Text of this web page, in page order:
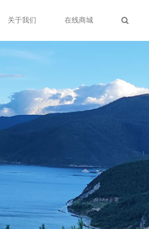
关于我们 在线商城